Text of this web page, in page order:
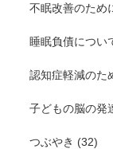
不眠改善のため
睡眠負債につい
認知症軽減のた
子どもの脳の発
つぶやき (32)